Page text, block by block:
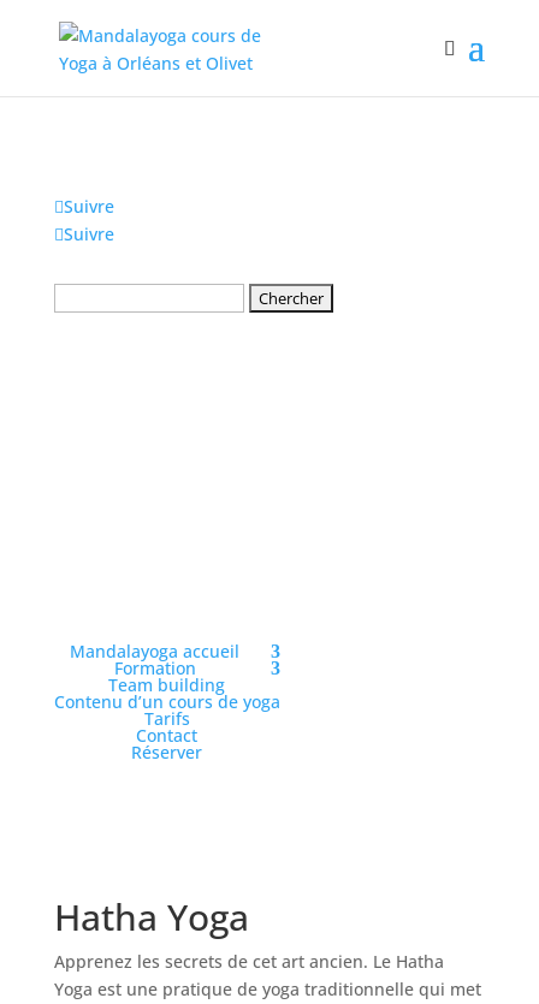
Suivre
Suivre
Mandalayoga accueil
Formation
Team building
Contenu d’un cours de yoga
Tarifs
Contact
Réserver
Hatha Yoga
Apprenez les secrets de cet art ancien. Le Hatha
Yoga est une pratique de yoga traditionnelle qui met